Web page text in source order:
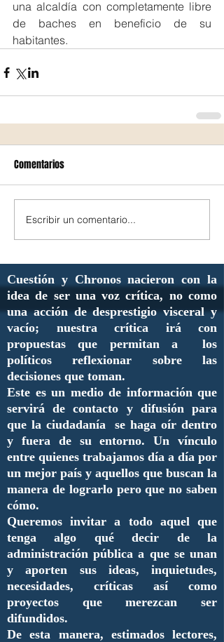
una alcaldía con completamente libre
de baches en beneficio de su
habitantes.
Comentarios
Escribir un comentario...
Cuestión y Chronos nacieron con la
idea de ser una voz crítica, no como
una acción de desprestigio visceral y
vacío; nuestra crítica irá con
propuestas que permitan a los
políticos reflexionar sobre las
decisiones que toman.
Este es un medio de información que
servirá de contacto y difusión para
que la ciudadanía se haga oír dentro
y fuera de su entorno. Un vínculo
entre quienes trabajamos día a día por
un mejor país y aquellos que buscan la
manera de lograrlo pero que no saben
cómo.
Queremos invitar a todo aquel que
tenga algo qué decir de la
administración pública a que se unan
y aporten sus ideas, inquietudes,
necesidades, críticas así como
proyectos que merezcan ser
difundidos.
De esta manera, estimados lectores,